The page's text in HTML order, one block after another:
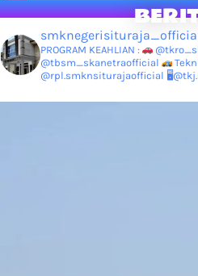
PROGRAM KEAHLIAN :
@tbsm_skanetraofficial
@rpl.smknsiturajaofficial